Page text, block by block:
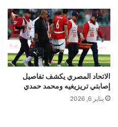
الاتحاد المصري يكشف تفاصيل
إصابتي تريزيغيه ومحمد حمدي
يناير 6, 2026